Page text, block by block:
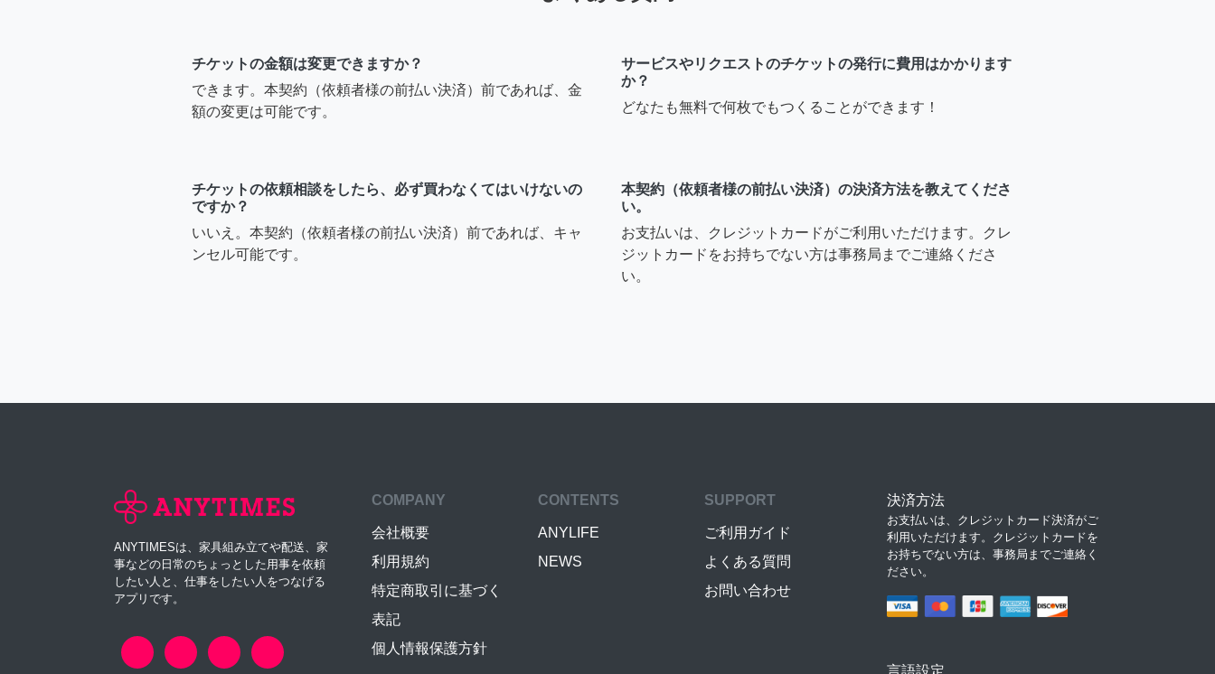
チケットの金額は変更できますか？
できます。本契約（依頼者様の前払い決済）前であれば、金
額の変更は可能です。
サービスやリクエストのチケットの発行に費用はかかります
か？
どなたも無料で何枚でもつくることができます！
チケットの依頼相談をしたら、必ず買わなくてはいけないの
ですか？
いいえ。本契約（依頼者様の前払い決済）前であれば、キャ
ンセル可能です。
本契約（依頼者様の前払い決済）の決済方法を教えてくださ
い。
お支払いは、クレジットカードがご利用いただけます。クレ
ジットカードをお持ちでない方は事務局までご連絡くださ
い。
ANYTIMESは、家具組み立てや配送、家
事などの日常のちょっとした用事を依頼
したい人と、仕事をしたい人をつなげる
アプリです。
COMPANY
会社概要
利用規約
特定商取引に基づく
表記
個人情報保護方針
CONTENTS
ANYLIFE
NEWS
SUPPORT
ご利用ガイド
よくある質問
お問い合わせ
決済方法
お支払いは、クレジットカード決済がご
利用いただけます。クレジットカードを
お持ちでない方は、事務局までご連絡く
ださい。
言語設定